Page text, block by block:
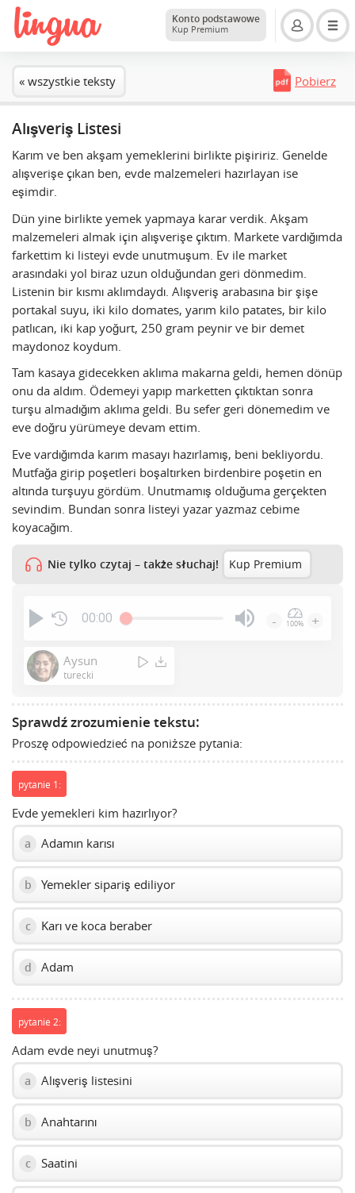
Konto podstawowe
Kup Premium
« wszystkie teksty Pobierz
Alışveriş Listesi
Karım ve ben akşam yemeklerini birlikte pişiririz. Genelde
alışverişe çıkan ben, evde malzemeleri hazırlayan ise
eşimdir.
Dün yine birlikte yemek yapmaya karar verdik. Akşam
malzemeleri almak için alışverişe çıktım. Markete vardığımda
farkettim ki listeyi evde unutmuşum. Ev ile market
arasındaki yol biraz uzun olduğundan geri dönmedim.
Listenin bir kısmı aklımdaydı. Alışveriş arabasına bir şişe
portakal suyu, iki kilo domates, yarım kilo patates, bir kilo
patlıcan, iki kap yoğurt, 250 gram peynir ve bir demet
maydonoz koydum.
Tam kasaya gidecekken aklıma makarna geldi, hemen dönüp
onu da aldım. Ödemeyi yapıp marketten çıktıktan sonra
turşu almadığım aklıma geldi. Bu sefer geri dönemedim ve
eve doğru yürümeye devam ettim.
Eve vardığımda karım masayı hazırlamış, beni bekliyordu.
Mutfağa girip poşetleri boşaltırken birdenbire poşetin en
altında turşuyu gördüm. Unutmamış olduğuma gerçekten
sevindim. Bundan sonra listeyi yazar yazmaz cebime
koyacağım.
Nie tylko czytaj – także słuchaj! Kup Premium
00:00
volume
- 100% +
Aysun
turecki
Sprawdź zrozumienie tekstu:
Proszę odpowiedzieć na poniższe pytania:
pytanie 1:
Evde yemekleri kim hazırlıyor?
a Adamın karısı
b Yemekler sipariş ediliyor
c Karı ve koca beraber
d Adam
pytanie 2:
Adam evde neyi unutmuş?
a Alışveriş listesini
b Anahtarını
c Saatini